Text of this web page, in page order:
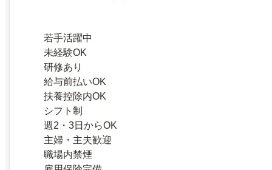
若手活躍中
未経験OK
研修あり
給与前払いOK
扶養控除内OK
シフト制
週2・3日からOK
主婦・主夫歓迎
職場内禁煙